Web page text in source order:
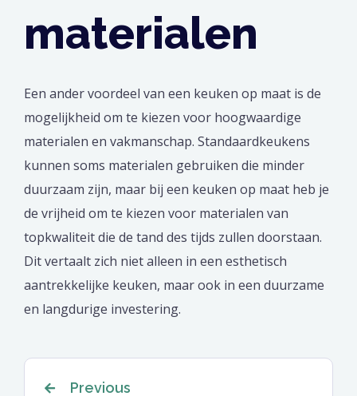
materialen
Een ander voordeel van een keuken op maat is de
mogelijkheid om te kiezen voor hoogwaardige
materialen en vakmanschap. Standaardkeukens
kunnen soms materialen gebruiken die minder
duurzaam zijn, maar bij een keuken op maat heb je
de vrijheid om te kiezen voor materialen van
topkwaliteit die de tand des tijds zullen doorstaan.
Dit vertaalt zich niet alleen in een esthetisch
aantrekkelijke keuken, maar ook in een duurzame
en langdurige investering.
Previous